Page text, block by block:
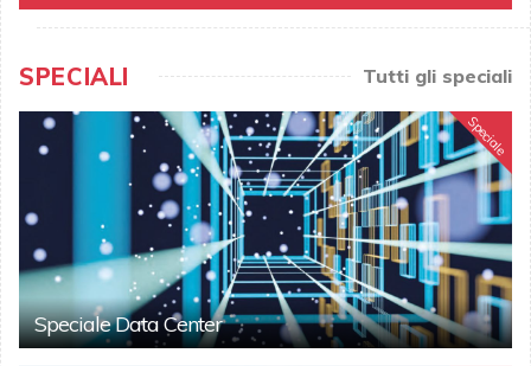
SPECIALI Tutti gli speciali
Speciale
Speciale Data Center